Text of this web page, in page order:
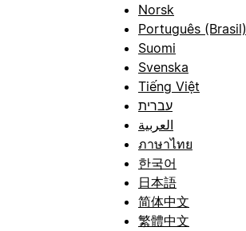
Norsk
Português (Brasil)
Suomi
Svenska
Tiếng Việt
עברית
العربية
ภาษาไทย
한국어
日本語
简体中文
繁體中文